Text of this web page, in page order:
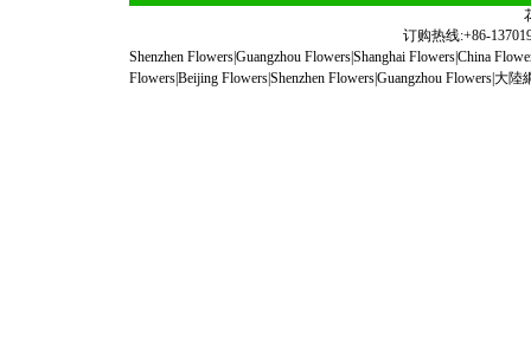
订购热线:+86-
Shenzhen FlowersGuangzhou FlowersShanghai FlowersChina
FlowersBeijing FlowersShenzhen FlowersGuangzhou Flowers大陸